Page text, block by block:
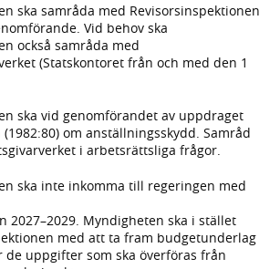
ska samråda med Revisorsinspektionen
Vid behov ska
också samråda med
(Statskontoret från och med den 1
ska vid genomförandet av uppdraget
om anställningsskydd. Samråd
i arbetsrättsliga frågor.
ska inte inkomma till regeringen med
2027–2029. Myndigheten ska i stället
med att ta fram budgetunderlag
de uppgifter som ska överföras från